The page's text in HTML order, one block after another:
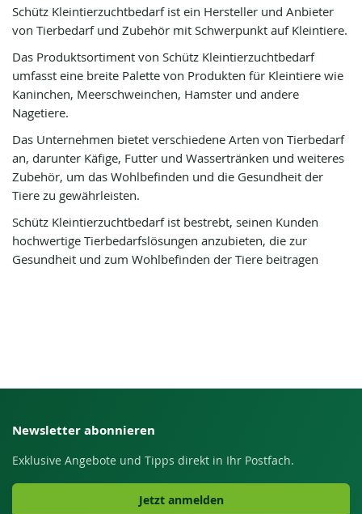
Schütz Kleintierzuchtbedarf ist ein Hersteller und Anbieter
von Tierbedarf und Zubehör mit Schwerpunkt auf Kleintiere.
Das Produktsortiment von Schütz Kleintierzuchtbedarf
umfasst eine breite Palette von Produkten für Kleintiere wie
Kaninchen, Meerschweinchen, Hamster und andere
Nagetiere.
Das Unternehmen bietet verschiedene Arten von Tierbedarf
an, darunter Käfige, Futter und Wassertränken und weiteres
Zubehör, um das Wohlbefinden und die Gesundheit der
Tiere zu gewährleisten.
Schütz Kleintierzuchtbedarf ist bestrebt, seinen Kunden
hochwertige Tierbedarfslösungen anzubieten, die zur
Gesundheit und zum Wohlbefinden der Tiere beitragen
Newsletter abonnieren
Exklusive Angebote und Tipps direkt in Ihr Postfach.
Jetzt anmelden